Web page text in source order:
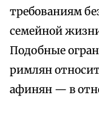
требованиям
семейной
Подобные
римлян
афинян — в